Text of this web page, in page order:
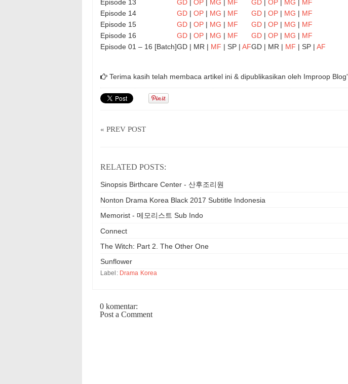
Episode 13
GD | OP | MG | MF GD | OP | MG | MF
Episode 14
GD | OP | MG | MF GD | OP | MG | MF
Episode 15
GD | OP | MG | MF GD | OP | MG | MF
Episode 16
GD | OP | MG | MF GD | OP | MG | MF
Episode 01 – 16 [Batch]GD | MR | MF | SP | AFGD | MR | MF | SP | AF
Terima kasih telah membaca artikel ini & dipublikasikan oleh Improop Blog'
« PREV POST
RELATED POSTS:
Sinopsis Birthcare Center - 산후조리원
Nonton Drama Korea Black 2017 Subtitle Indonesia
Memorist - 메모리스트 Sub Indo
Connect
The Witch: Part 2. The Other One
Sunflower
Label: Drama Korea
0 komentar:
Post a Comment